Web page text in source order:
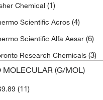
Chemical (1)
Scientific Acros (4)
Scientific Alfa Aesar (6)
Research Chemicals (3)
MOLECULAR (G/MOL)
(11)